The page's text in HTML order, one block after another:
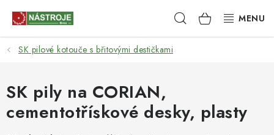
Hledat NÁKUPNÍ
KOŠÍK
NÁSTROJE
AKCE
BRUSIVO
SK pilové kotouče s břitovými destičkami
SK pily na CORIAN,
cementotřískové desky, plasty